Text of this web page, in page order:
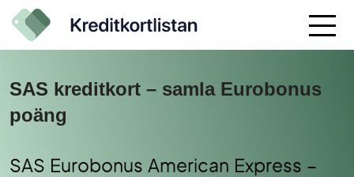
SAS kreditkort – samla Eurobonus
poäng
SAS Eurobonus American Express –